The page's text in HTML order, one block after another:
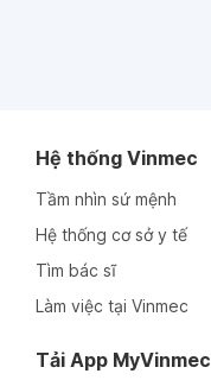
Hệ thống Vinmec
Tầm nhìn sứ mệnh
Hệ thống cơ sở y tế
Tìm bác sĩ
Làm việc tại Vinmec
Tải App MyVinmec